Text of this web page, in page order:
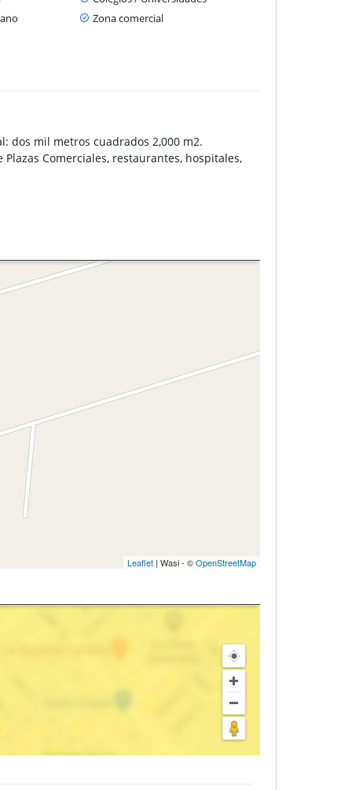
Zona comercial
dos mil metros cuadrados 2,000 m2.
Comerciales, restaurantes, hospitales,
Leaflet| Wasi - ©OpenStreetMap